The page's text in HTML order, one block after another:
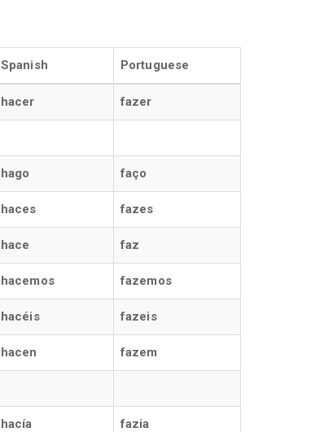
Spanish Portuguese
hacer fazer
hago faço
haces fazes
hace faz
hacemos fazemos
hacéis fazeis
hacen fazem
hacía fazia